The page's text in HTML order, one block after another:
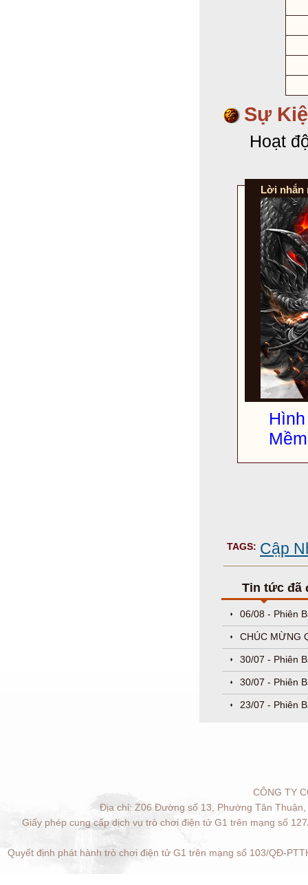
Sự
Hoạt
Lời nhắn
TAGS: Cập
Tin tức đã
06/08 - Phiên
CHÚC MỪNG
30/07 - Phiên
30/07 - Phiên
23/07 - Phiên
CÔNG TY
Địa chỉ: Z06 Đường số 13, Phường Tân
Giấy phép cung cấp dịch vụ trò chơi điện tử G1 trên mạng số
Quyết định phát hành trò chơi điện tử G1 trên mạng số 103/QĐ-